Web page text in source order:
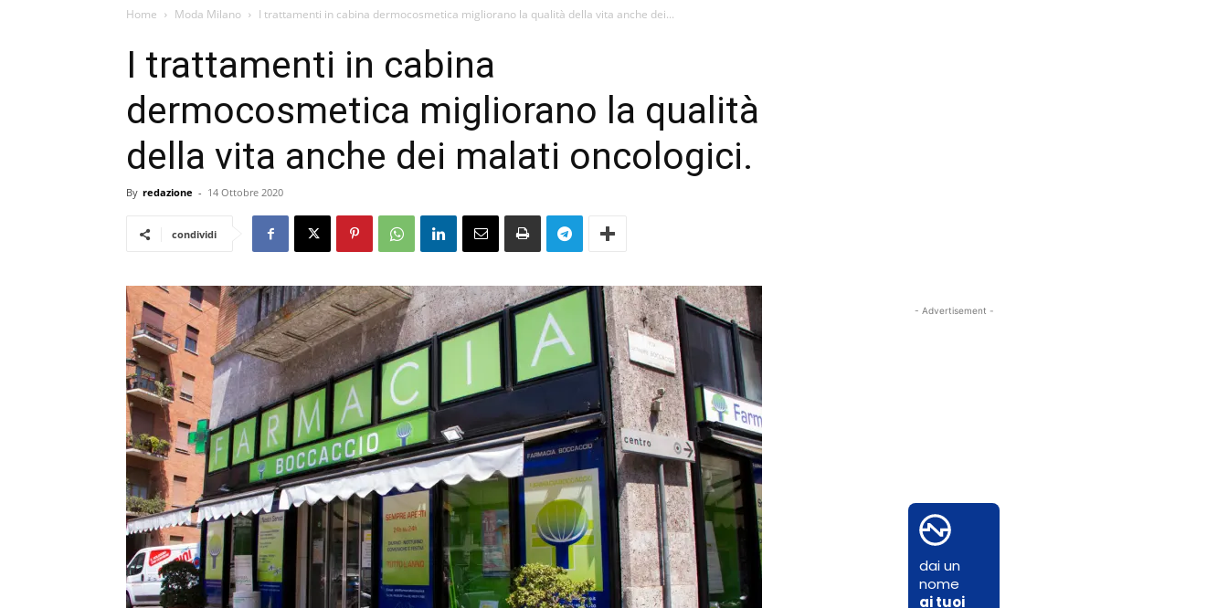
Home Moda Milano I trattamenti in cabina dermocosmetica migliorano la qualità della vita anche dei...
I trattamenti in cabina
dermocosmetica migliorano la qualità
della vita anche dei malati oncologici.
By redazione - 14 Ottobre 2020
condividi
- Advertisement -